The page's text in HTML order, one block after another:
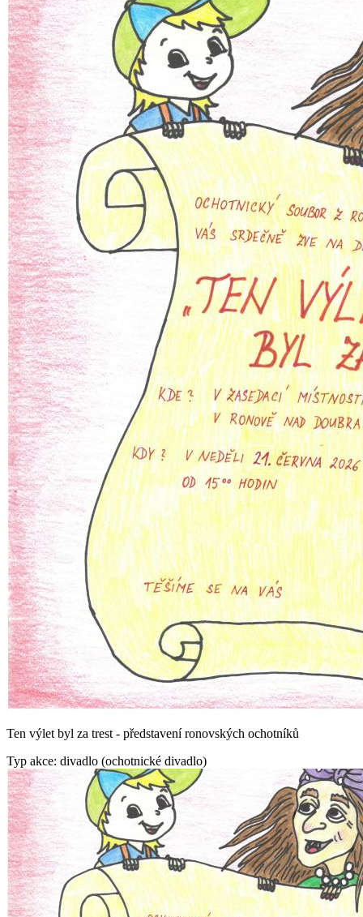
Ten výlet byl za trest - představení ronovských ochotníků
Typ akce: divadlo (ochotnické divadlo)